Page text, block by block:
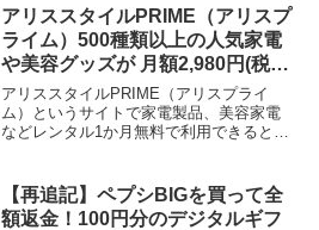
サービスで、お届け日時を事前にメール
でお知らせし...
アリススタイルPRIME（アリスプ
ライム）500種類以上の人気家電
や美容グッズが 月額2,980円(税
込)で交換し放題！初月は無料さ
らにアマギフ500円もらえる
アリススタイルPRIME（アリスプライ
ム）というサイトで家電製品、美容家電
などレンタル1か月無料で利用できると教
券500円分がもらえるそうです。500種類
以上も...
【再追記】ペプシBIGを買って全
額返金！100円分のデジタルギフ